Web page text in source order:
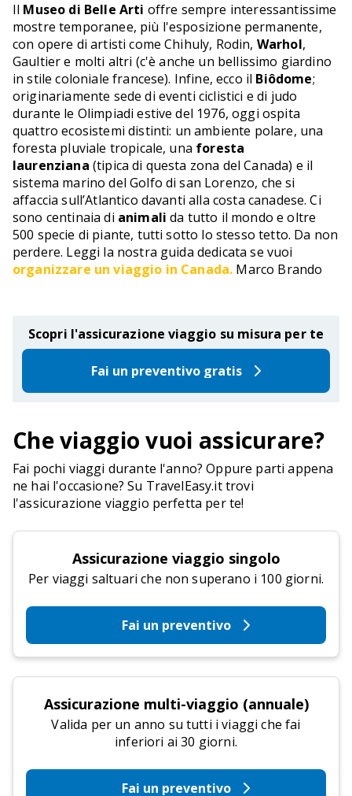
Il Museo di Belle Arti offre sempre interessantissime
mostre temporanee, più l'esposizione permanente,
con opere di artisti come Chihuly, Rodin, Warhol,
Gaultier e molti altri (c'è anche un bellissimo giardino
in stile coloniale francese). Infine, ecco il Biôdome;
originariamente sede di eventi ciclistici e di judo
durante le Olimpiadi estive del 1976, oggi ospita
quattro ecosistemi distinti: un ambiente polare, una
foresta pluviale tropicale, una foresta
laurenziana (tipica di questa zona del Canada) e il
sistema marino del Golfo di san Lorenzo, che si
affaccia sull’Atlantico davanti alla costa canadese. Ci
sono centinaia di animali da tutto il mondo e oltre
500 specie di piante, tutti sotto lo stesso tetto. Da non
perdere. Leggi la nostra guida dedicata se vuoi
organizzare un viaggio in Canada. Marco Brando
Scopri l'assicurazione viaggio su misura per te
Fai un preventivo gratis
Che viaggio vuoi assicurare?
Fai pochi viaggi durante l'anno? Oppure parti appena
ne hai l'occasione? Su TravelEasy.it trovi
l'assicurazione viaggio perfetta per te!
Assicurazione viaggio singolo
Per viaggi saltuari che non superano i 100 giorni.
Fai un preventivo
Assicurazione multi-viaggio (annuale)
Valida per un anno su tutti i viaggi che fai
inferiori ai 30 giorni.
Fai un preventivo